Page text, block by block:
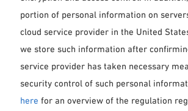
portion of personal information on
cloud service provider in the United
we store such information after
service provider has taken necessary
security control of such personal
here for an overview of the regulation